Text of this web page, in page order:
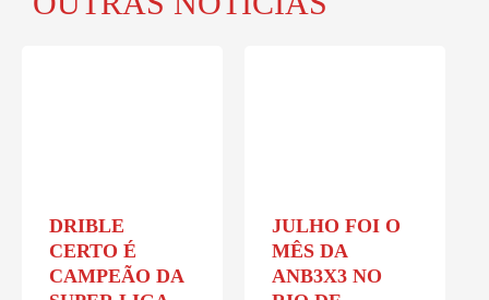
DRIBLE
CERTO É
CAMPEÃO DA
JULHO FOI O
MÊS DA
ANB3X3 NO